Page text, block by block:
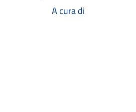
A cura di